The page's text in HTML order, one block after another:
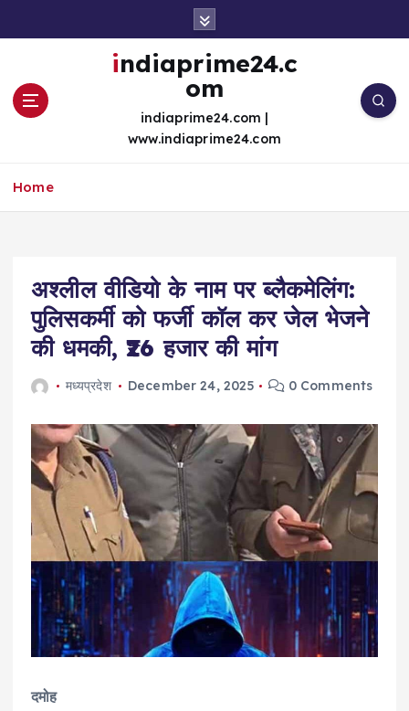
indiaprime24.c
om
indiaprime24.com |
www.indiaprime24.com
Home
अश्लील वीडियो के नाम पर ब्लैकमेलिंग:
पुलिसकर्मी को फर्जी कॉल कर जेल भेजने
की धमकी, ₹26 हजार की मांग
मध्यप्रदेश December 24, 2025 0 Comments
दमोह